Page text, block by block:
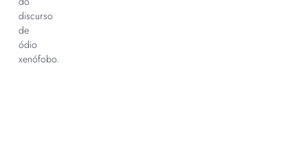
discurso
de
ódio
xenófobo.